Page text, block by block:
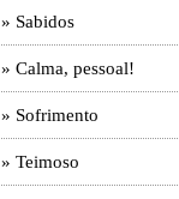
» Sabidos
» Calma, pessoal!
» Sofrimento
» Teimoso